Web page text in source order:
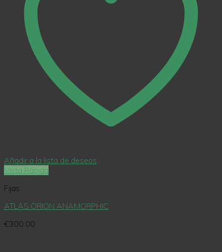
Añadir a la lista de deseos
Vista Rápida
Fijas
ATLAS ORION ANAMORPHIC
€300.00